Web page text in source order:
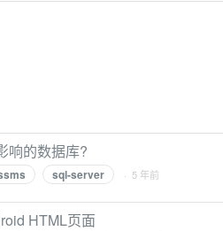
响的数据库?
sql-server · 5 年前
HTML页面